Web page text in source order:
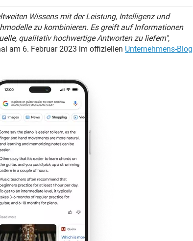
Wissens mit der Leistung, Intelligenz und
zu kombinieren. Es greift auf Informationen
qualitativ hochwertige Antworten zu liefern",
am 6. Februar 2023 im offiziellen Unternehmens-Blog